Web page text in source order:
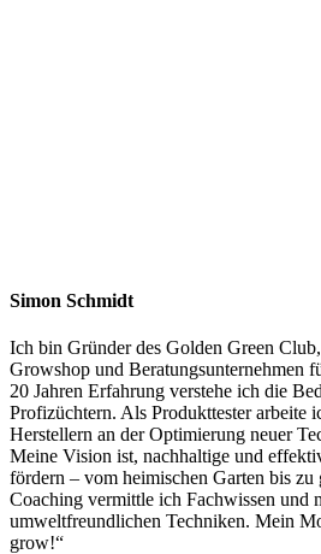
Simon Schmidt
Ich bin Gründer des Golden Green
Growshop und Beratungsunternehmen
20 Jahren Erfahrung verstehe ich die
Profizüchtern. Als Produkttester arbeite
Herstellern an der Optimierung neuer
Meine Vision ist, nachhaltige und
fördern – vom heimischen Garten bis
Coaching vermittle ich Fachwissen und
umweltfreundlichen Techniken. Mein
grow!“